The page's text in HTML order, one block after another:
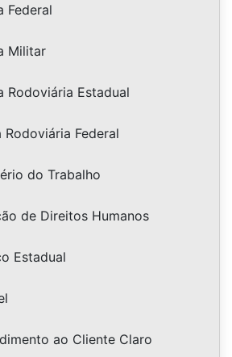
Federal
Militar
Rodoviária Estadual
Rodoviária Federal
do Trabalho
de Direitos Humanos
Estadual
ao Cliente Claro